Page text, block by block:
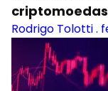
Rodrigo Tolotti.